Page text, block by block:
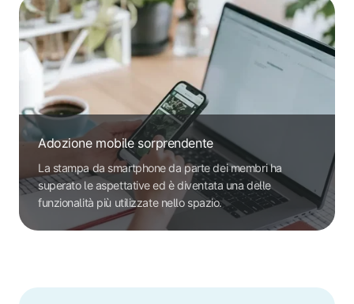
Adozione mobile sorprendente
La stampa da smartphone da parte dei membri ha
superato le aspettative ed è diventata una delle
funzionalità più utilizzate nello spazio.